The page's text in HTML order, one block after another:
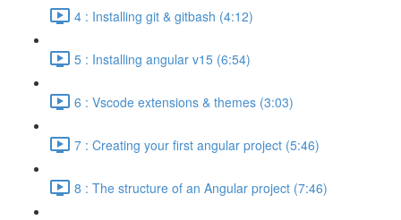
4 : Installing git & gitbash (4:12)
5 : Installing angular v15 (6:54)
6 : Vscode extensions & themes (3:03)
7 : Creating your first angular project (5:46)
8 : The structure of an Angular project (7:46)